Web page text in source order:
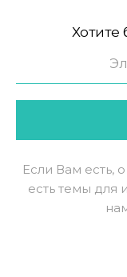
Хотите
Если Вам есть,
есть темы для